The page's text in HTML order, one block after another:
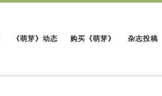
《萌芽》动态 购买《萌芽》 杂志投稿